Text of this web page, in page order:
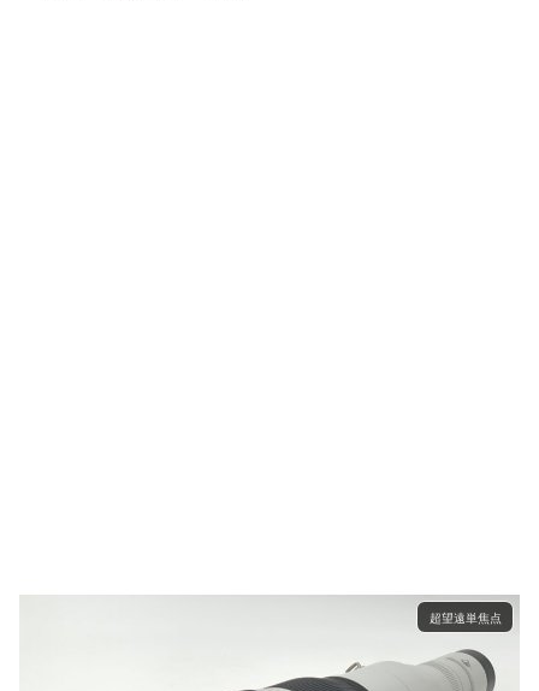
超望遠単焦点